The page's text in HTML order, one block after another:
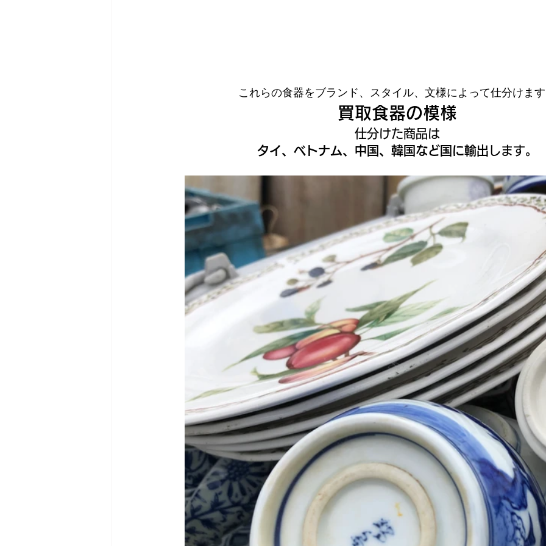
これらの食器をブランド、スタイル、文様によって仕分けま
買取食器の模様
仕分けた商品は
タイ、ベトナム、中国、韓国など国に輸出 します。